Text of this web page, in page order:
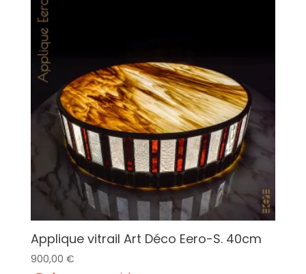
Applique vitrail Art Déco Eero-S. 40cm
900,00 €